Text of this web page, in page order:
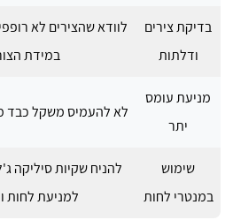
בדיקת צירים
ודלתות
לוודא שהצירים לא
במידת
מניעת עומס
יתר
לא להעמיס משקל כבד
שימוש
במנטרי לחות
להניח שקיות סיליקה
למניעת לחות